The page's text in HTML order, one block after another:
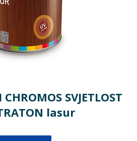
SVJETLOST
lasur